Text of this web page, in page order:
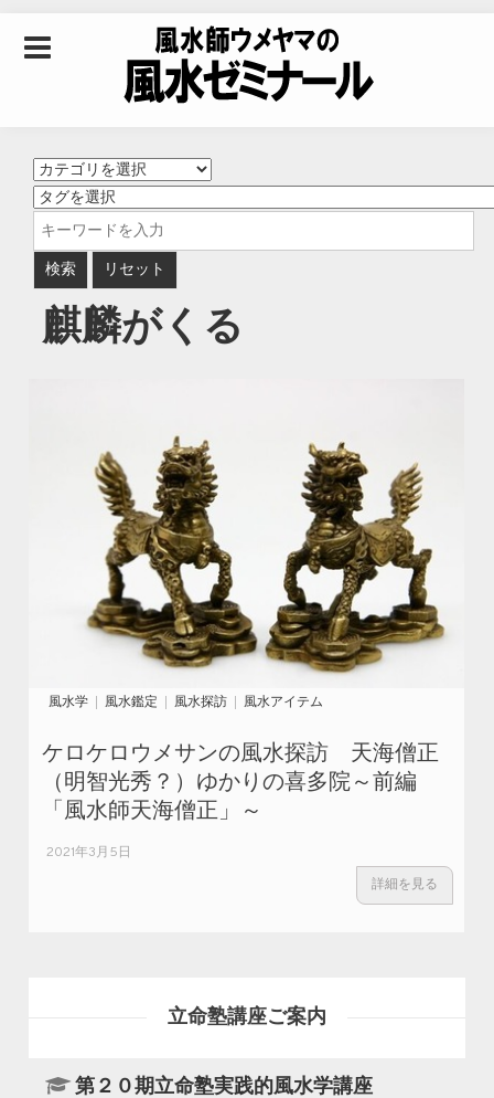
風水師ウメヤマの風
水ゼミナール｜風水
学・四柱推命学・易
学を合わせた立命講
麒麟がくる
風水学 風水鑑定 風水探訪 風水アイテム
ケロケロウメサンの風水探訪 天海僧正
（明智光秀？）ゆかりの喜多院～前編
「風水師天海僧正」～
2021年3月5日
詳細を見る
立命塾講座ご案内
第２０期立命塾実践的風水学講座